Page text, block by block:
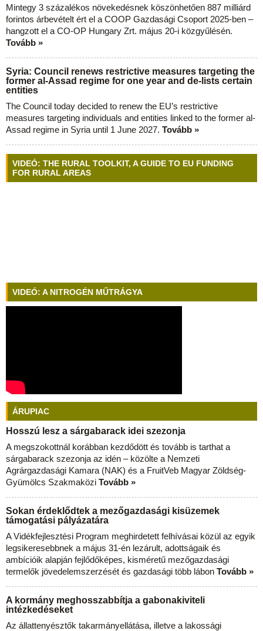
Mintegy 3 százalékos növekedésnek köszönhetően 887 milliárd
forintos árbevételt ért el a COOP Gazdasági Csoport 2025-ben –
hangzott el a CO-OP Hungary Zrt. május 20-i közgyűlésén.
Tovább »
Syria: Council renews restrictive measures targeting the
former al-Assad regime for one year and de-lists certain
entities
The Council today decided to renew the EU’s restrictive
measures targeting individuals and entities linked to the former al-
Assad regime in Syria until 1 June 2027. Tovább »
VIDEÓ: THE RURAL TOOLKIT, A GUIDE TO EU FUNDING
FOR RURAL AREAS
VIDEÓ: A NITROGÉN MŰTRÁGYA
ÁRUPIAC
Hosszú lesz a sárgabarack idei szezonja
A megszokottnál korábban kezdődött és tovább is tarthat a
sárgabarack szezonja az idén – közölte a Nemzeti
Agrárgazdasági Kamara (NAK) és a FruitVeb Magyar Zöldség-
Gyümölcs Szakmaközi Tovább »
Sokan érdeklődtek a mezőgazdasági kisüzemek
támogatási pályázatára
A Vidékfejlesztési Program meghirdetett felhívásai közül az egyik
legsikeresebbnek a május 31-én lezárult, adottságaik és
ambícióik alapján fejlődőképes, kisméretű mezőgazdasági
termelők jövedelemszerzését és gazdasági több lábon Tovább »
A kormány meghosszabbítja a gabonakiviteli
intézkedéseket
Az állattenyésztők takarmányellátása, illetve a lakossági